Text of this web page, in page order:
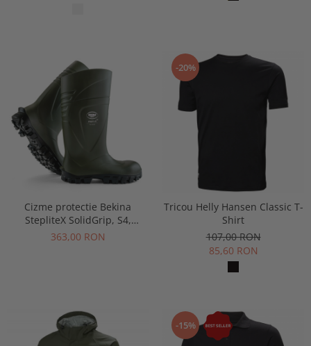
Cizme protectie Bekina
StepliteX SolidGrip, S4,
verde/negru
363,00 RON
-20%
Tricou Helly Hansen Classic T-
Shirt
107,00 RON
85,60 RON
-15%